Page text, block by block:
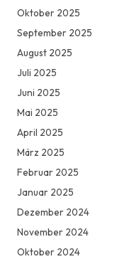
Oktober 2025
September 2025
August 2025
Juli 2025
Juni 2025
Mai 2025
April 2025
März 2025
Februar 2025
Januar 2025
Dezember 2024
November 2024
Oktober 2024